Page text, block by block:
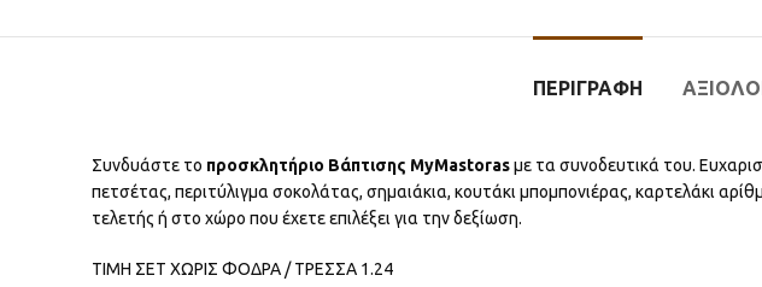
ΠΕΡΙΓΡΑΦΉ
Συνδυάστε το προσκλητήριο Βάπτισης MyMastorasμε τα συνοδευτικά του.
πετσέτας, περιτύλιγμα σοκολάτας, σημαιάκια, κουτάκι μπομπονιέρας, καρτελάκι
τελετής ή στο χώρο που έχετε επιλέξει για την δεξίωση.
ΤΙΜΗ ΣΕΤ ΧΩΡΙΣ ΦΟΔΡΑ / ΤΡΕΣΣΑ 1.24